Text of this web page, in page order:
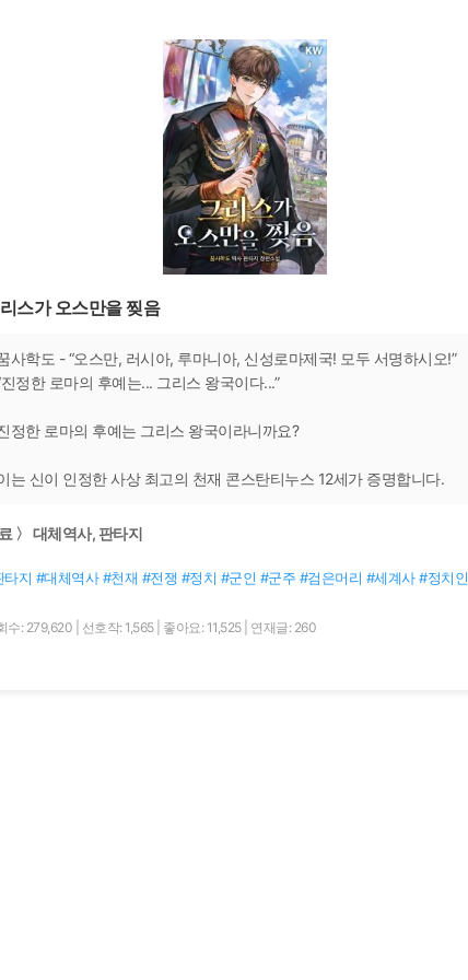
스가 오스만을 찢음
사학도 - “오스만, 러시아, 루마니아, 신성로마제국! 모두 서명하시오!”
진정한 로마의 후예는... 그리스 왕국이다...”
정한 로마의 후예는 그리스 왕국이라니까요?
는 신이 인정한 사상 최고의 천재 콘스탄티누스 12세가 증명합니다.
〉 대체역사, 판타지
타지 #대체역사 #천재 #전쟁 #정치 #군인 #군주 #검은머리 #세계사 #정치인
수: 279,620 선호작: 1,565 좋아요: 11,525 연재글: 260